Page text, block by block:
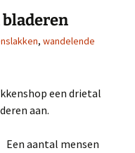
bladeren
, wandelende
een drietal
aan.
Een aantal mensen